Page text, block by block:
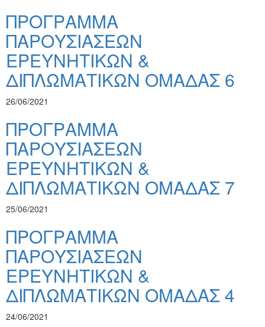
ΠΡΟΓΡΑΜΜΑ
ΠΑΡΟΥΣΙΑΣΕΩΝ
ΕΡΕΥΝΗΤΙΚΩΝ &
ΔΙΠΛΩΜΑΤΙΚΩΝ ΟΜΑΔΑΣ 6
26/06/2021
ΠΡΟΓΡΑΜΜΑ
ΠΑΡΟΥΣΙΑΣΕΩΝ
ΕΡΕΥΝΗΤΙΚΩΝ &
ΔΙΠΛΩΜΑΤΙΚΩΝ ΟΜΑΔΑΣ 7
25/06/2021
ΠΡΟΓΡΑΜΜΑ
ΠΑΡΟΥΣΙΑΣΕΩΝ
ΕΡΕΥΝΗΤΙΚΩΝ &
ΔΙΠΛΩΜΑΤΙΚΩΝ ΟΜΑΔΑΣ 4
24/06/2021